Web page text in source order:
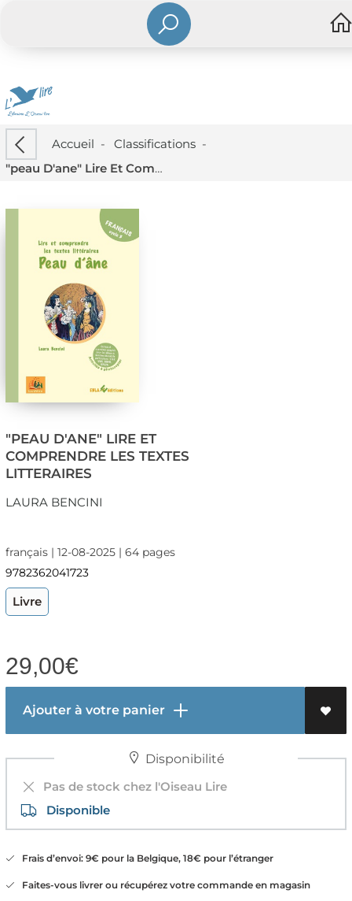
Accueil - Classifications-
"peau D'ane" Lire Et Comprendre Les Textes Litteraires
"PEAU D'ANE" LIRE ET
COMPRENDRE LES TEXTES
LITTERAIRES
LAURA BENCINI
français | 12-08-2025 | 64 pages
9782362041723
Livre
29,00€
Ajouter à votre panier
Disponibilité
Pas de stock chez l'Oiseau Lire
Disponible
Frais d’envoi: 9€ pour la Belgique, 18€ pour l’étranger
Faites-vous livrer ou récupérez votre commande en magasin